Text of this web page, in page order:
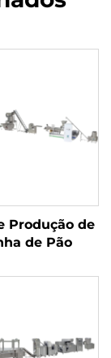
Produção de
de Pão